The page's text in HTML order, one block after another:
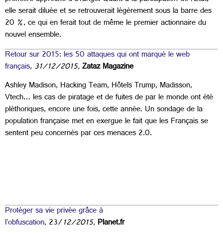
elle serait diluée et se retrouverait légèrement sous la barre des
20 %, ce qui en ferait tout de même le premier actionnaire du
nouvel ensemble.
Retour sur 2015: les 50 attaques qui ont marqué le web
français,31/12/2015,Zataz Magazine
Ashley Madison, Hacking Team, Hôtels Trump, Madisson,
Vtech… les cas de piratage et de fuites de par le monde ont été
pléthoriques, encore une fois, cette année. Un sondage de la
population française met en exergue le fait que les Français se
sentent peu concernés par ces menaces 2.0.
Protéger sa vie privée grâce à
l'obfuscation, 23/12/2015,Planet.fr